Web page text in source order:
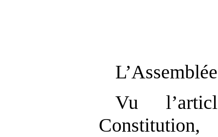
Vu
Constitution,